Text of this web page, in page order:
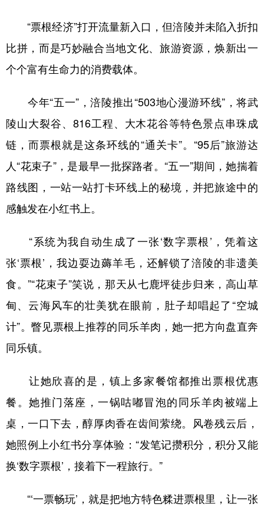
“票根经济”打开流量新入口，但涪陵并未陷入折扣
比拼，而是巧妙融合当地文化、旅游资源，焕新出一
个个富有生命力的消费载体。
今年“五一”，涪陵推出“503地心漫游环线”，将武
陵山大裂谷、816工程、大木花谷等特色景点串珠成
链，而票根就是这条环线的“通关卡”。“95后”旅游达
人“花束子”，是最早一批探路者。“五一”期间，她揣着
路线图，一站一站打卡环线上的秘境，并把旅途中的
感触发在小红书上。
“系统为我自动生成了一张‘数字票根’，凭着这
张‘票根’，我边耍边薅羊毛，还解锁了涪陵的非遗美
食。”“花束子”笑说，那天从七鹿坪徒步归来，高山草
甸、云海风车的壮美犹在眼前，肚子却唱起了“空城
计”。瞥见票根上推荐的同乐羊肉，她一把方向盘直奔
同乐镇。
让她欣喜的是，镇上多家餐馆都推出票根优惠
餐。她推门落座，一锅咕嘟冒泡的同乐羊肉被端上
桌，一口下去，醇厚肉香在齿间萦绕。风卷残云后，
她照例上小红书分享体验：“发笔记攒积分，积分又能
换‘数字票根’，接着下一程旅行。”
“‘一票畅玩’，就是把地方特色糅进票根里，让一张